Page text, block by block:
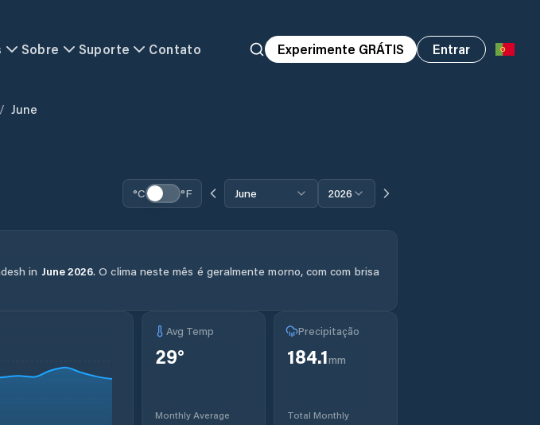
Sobre Suporte Contato Experimente GRÁTIS Entrar
/ June
°C °F June 2026
in June2026.O clima neste mês é geralmente morno, com com brisa
Avg Temp
29°
Monthly Average
Precipitação
184.1mm
Total Monthly